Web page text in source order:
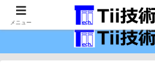
最新の科学技術の情報
メニュー